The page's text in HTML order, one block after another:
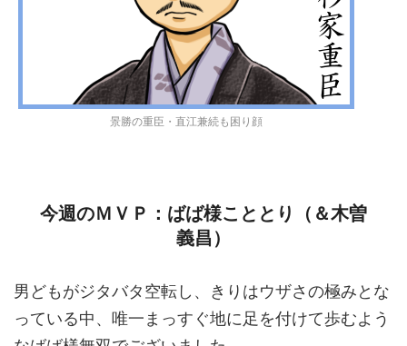
景勝の重臣・直江兼続も困り顔
今週のＭＶＰ：ばば様こととり（＆木曽
義昌）
男どもがジタバタ空転し、きりはウザさの極みとな
っている中、唯一まっすぐ地に足を付けて歩むよう